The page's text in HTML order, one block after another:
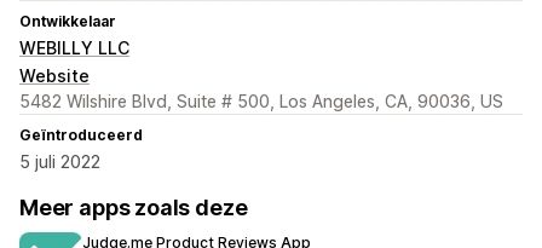
Ontwikkelaar
WEBILLY LLC
Website
5482 Wilshire Blvd, Suite # 500, Los Angeles, CA, 90036, US
Geïntroduceerd
5 juli 2022
Meer apps zoals deze
Judge.me Product Reviews App